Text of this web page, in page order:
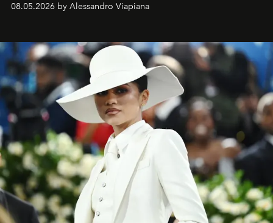
fragrances. L’une des opérations de style les plus
08.05.2026 by Alessandro Viapiana